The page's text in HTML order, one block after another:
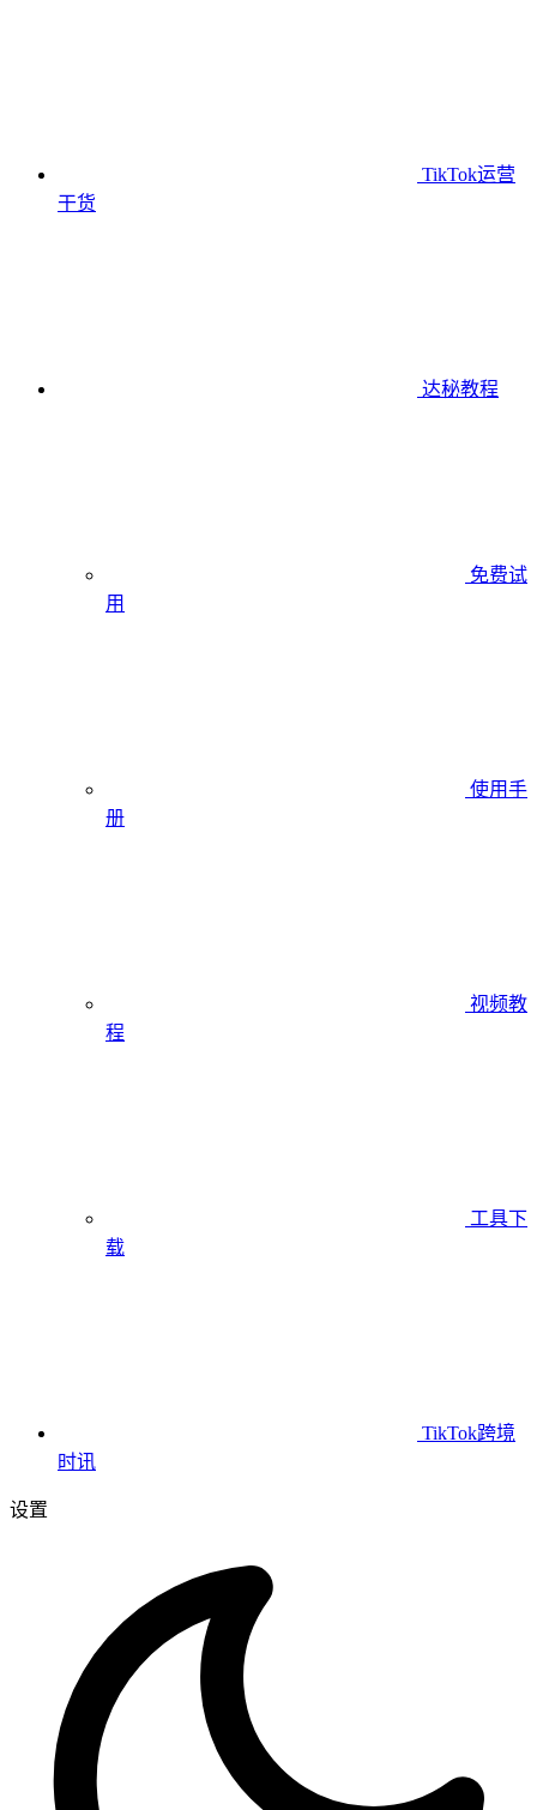
TikTok运营
干货
达秘教程
免费试
用
使用手
册
视频教
程
工具下
载
TikTok跨境
时讯
设置